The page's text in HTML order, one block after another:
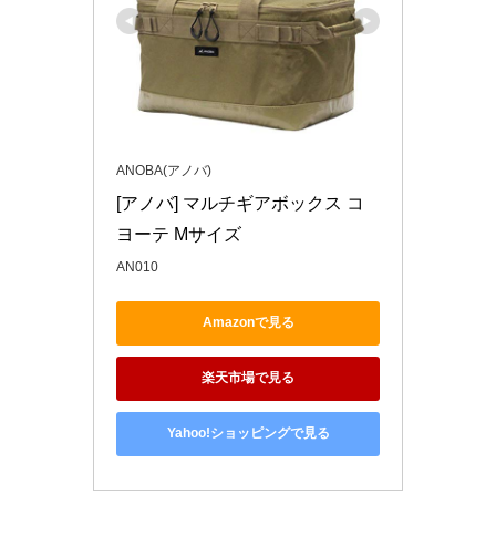
ANOBA(アノバ)
[アノバ] マルチギアボックス コ
ヨーテ Mサイズ
AN010
Amazonで見る
楽天市場で見る
Yahoo!ショッピングで見る